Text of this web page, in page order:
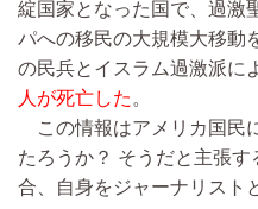
綻国家となった国で、過激
パへの移民の大規模大移動
の民兵とイスラム過激派に
人が死亡した 。
この情報はアメリカ国民
たろうか？ そうだと主張
合、自身をジャーナリスト